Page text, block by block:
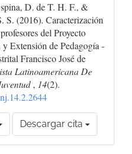
D. de T. H. F., &
S. (2016). Caracterización
del Proyecto
Extensión de Pedagogía -
Francisco José de
Latinoamericana De
, 14(2).
Descargar cita